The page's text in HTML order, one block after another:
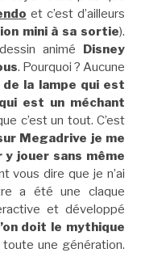
et c’est d’ailleurs
mini à sa sortie).
animé Disney
. Pourquoi ? Aucune
de la lampe qui est
est un méchant
c’est un tout. C’est
Megadrive je me
jouer sans même
vous dire que je n’ai
a été une claque
et développé
doit le mythique
toute une génération.